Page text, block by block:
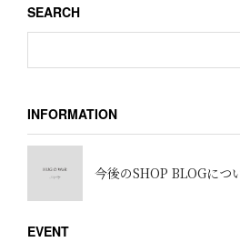
ン
SEARCH
INFORMATION
今後のSHOP BLOGにつ
EVENT